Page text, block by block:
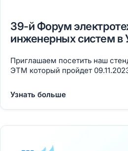
39-й Форум
инженерных систем в
Приглашаем посетить наш
ЭТМ который пройдет
Менделеева, 158
Узнать больше